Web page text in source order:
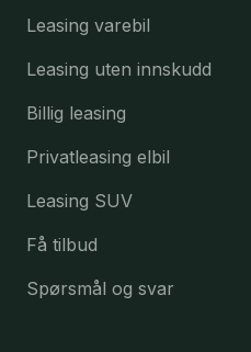
Leasing varebil
Leasing uten innskudd
Billig leasing
Privatleasing elbil
Leasing SUV
Få tilbud
Spørsmål og svar